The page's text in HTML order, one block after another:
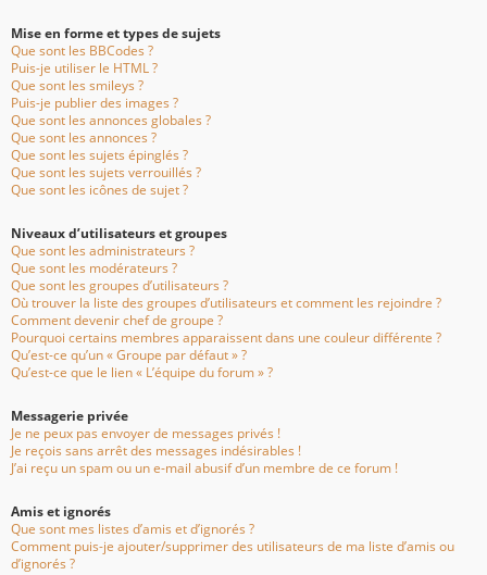
Mise en forme et types de sujets
Que sont les BBCodes ?
Puis-je utiliser le HTML ?
Que sont les smileys ?
Puis-je publier des images ?
Que sont les annonces globales ?
Que sont les annonces ?
Que sont les sujets épinglés ?
Que sont les sujets verrouillés ?
Que sont les icônes de sujet ?
Niveaux d’utilisateurs et groupes
Que sont les administrateurs ?
Que sont les modérateurs ?
Que sont les groupes d’utilisateurs ?
Où trouver la liste des groupes d’utilisateurs et comment les rejoindre ?
Comment devenir chef de groupe ?
Pourquoi certains membres apparaissent dans une couleur différente ?
Qu’est-ce qu’un « Groupe par défaut » ?
Qu’est-ce que le lien « L’équipe du forum » ?
Messagerie privée
Je ne peux pas envoyer de messages privés !
Je reçois sans arrêt des messages indésirables !
J’ai reçu un spam ou un e-mail abusif d’un membre de ce forum !
Amis et ignorés
Que sont mes listes d’amis et d’ignorés ?
Comment puis-je ajouter/supprimer des utilisateurs de ma liste d’amis ou
d’ignorés ?